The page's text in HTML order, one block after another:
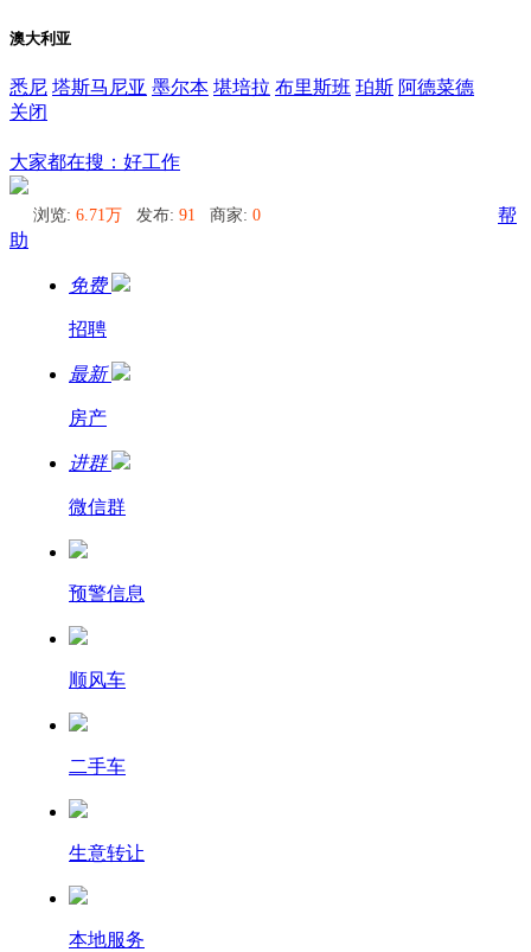
澳大利亚
悉尼 塔斯马尼亚 墨尔本 堪培拉 布里斯班 珀斯 阿德菜德
关闭
大家都在搜：好工作
浏览: 6.71万 发布: 91 商家: 0
帮
助
免费
招聘
最新
房产
进群
微信群
预警信息
顺风车
二手车
生意转让
本地服务